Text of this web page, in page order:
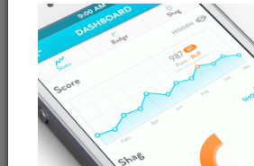
فروشگاه ما باخبر شوید:
ثبت‌نام